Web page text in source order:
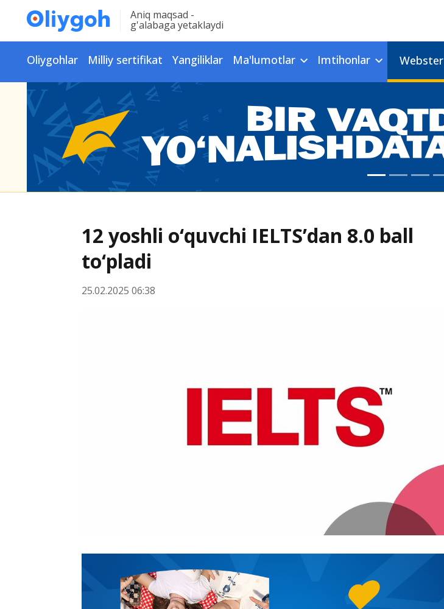
Aniq maqsad -
g'alabaga yetaklaydi
Oliygohlar Milliy sertifikat Yangiliklar Ma'lumotlar Imtihonlar Webster
12 yoshli o‘quvchi IELTS’dan 8.0 ball
to‘pladi
25.02.2025 06:38